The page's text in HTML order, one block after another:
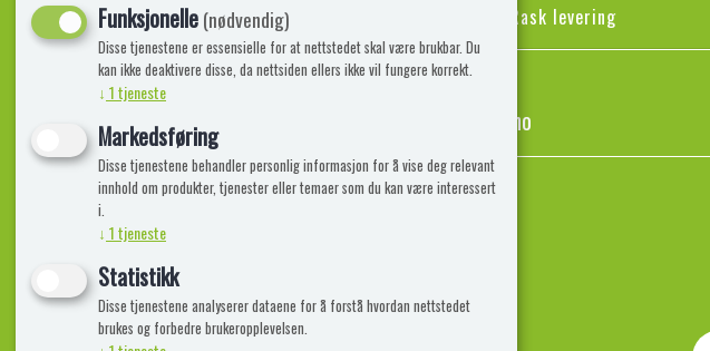
Kvalitetsprodukter! Rask levering
Informasjon
Frakt, Retur og Reklamasjon
Lekegiganten.no
Kontakt oss
Om oss
Funksjonelle(nødvendig)
Disse tjenestene er essensielle for at nettstedet skal være brukbar. Du
kan ikke deaktivere disse, da nettsiden ellers ikke vil fungere korrekt.
↓ 1tjeneste
Markedsføring
Disse tjenestene behandler personlig informasjon for å vise deg relevant
innhold om produkter, tjenester eller temaer som du kan være interessert
i.
↓ 1tjeneste
Statistikk
Disse tjenestene analyserer dataene for å forstå hvordan nettstedet
brukes og forbedre brukeropplevelsen.